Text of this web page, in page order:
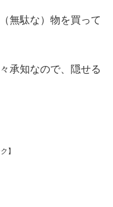
無駄な）物を買って
承知なので、隠せる
】